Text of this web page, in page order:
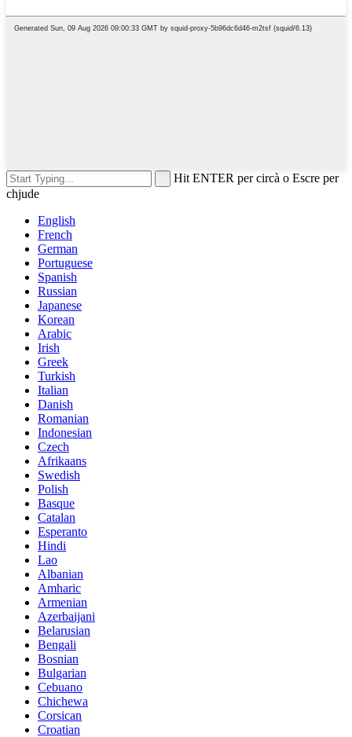
Hit ENTER per circà o Escre per
chjude
English
French
German
Portuguese
Spanish
Russian
Japanese
Korean
Arabic
Irish
Greek
Turkish
Italian
Danish
Romanian
Indonesian
Czech
Afrikaans
Swedish
Polish
Basque
Catalan
Esperanto
Hindi
Lao
Albanian
Amharic
Armenian
Azerbaijani
Belarusian
Bengali
Bosnian
Bulgarian
Cebuano
Chichewa
Corsican
Croatian